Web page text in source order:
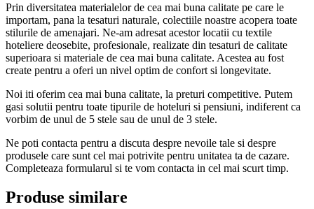
Prin diversitatea materialelor de cea mai buna calitate pe care le
importam, pana la tesaturi naturale, colectiile noastre acopera toate
stilurile de amenajari. Ne-am adresat acestor locatii cu textile
hoteliere deosebite, profesionale, realizate din tesaturi de calitate
superioara si materiale de cea mai buna calitate. Acestea au fost
create pentru a oferi un nivel optim de confort si longevitate.
Noi iti oferim cea mai buna calitate, la preturi competitive. Putem
gasi solutii pentru toate tipurile de hoteluri si pensiuni, indiferent ca
vorbim de unul de 5 stele sau de unul de 3 stele.
Ne poti contacta pentru a discuta despre nevoile tale si despre
produsele care sunt cel mai potrivite pentru unitatea ta de cazare.
Completeaza formularul si te vom contacta in cel mai scurt timp.
Produse similare